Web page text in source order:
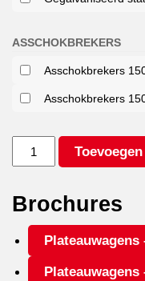
ASSCHOKBREKERS
Asschokbrekers
Asschokbrekers
TERRAX
344X165
Brochures
Plateauwagens
Plateauwagens